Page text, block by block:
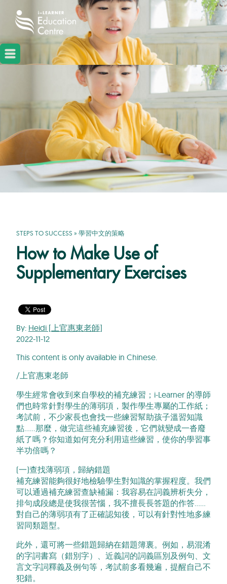
STEPS TO SUCCESS » 學習中文的策略
How to Make Use of
Supplementary Exercises
By: Heidi [上官惠東老師]
2022-11-12
This content is only available in Chinese.
/上官惠東老師
學生經常會收到來自學校的補充練習；i-Learner 的導師
們也時常針對學生的薄弱項，製作學生專屬的工作紙；
考試前，不少家長也會找一些練習幫助孩子溫習知識
點……那麼，做完這些補充練習後，它們就變成一沓廢
紙了嗎？你知道如何充分利用這些練習，使你的學習事
半功倍嗎？
(一)查找薄弱項，歸納錯題
補充練習能夠很好地檢驗學生對知識的掌握程度。我們
可以通過補充練習查缺補漏：我容易在詞義辨析失分，
排句成段總是使我很苦惱，我不擅長長答題的作答……
對自己的薄弱項有了正確認知後，可以有針對性地多練
習同類題型。
此外，還可將一些錯題歸納在錯題簿裏。例如，易混淆
的字詞書寫（錯別字）、近義詞的詞義區別及例句、文
言文字詞釋義及例句等，考試前多看幾遍，提醒自己不
犯錯。